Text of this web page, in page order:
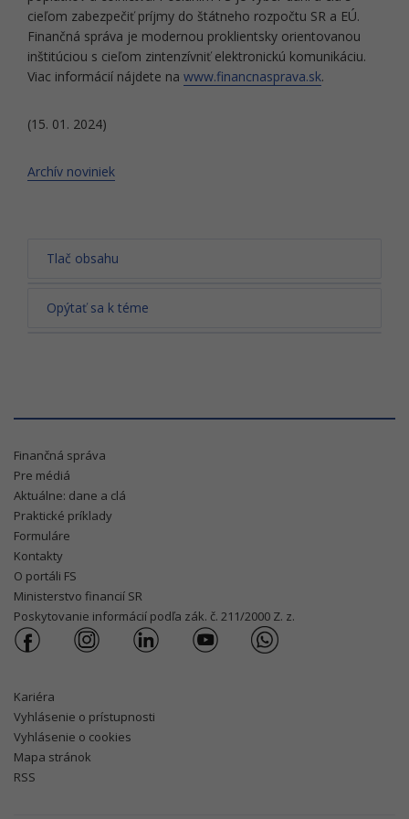
cieľom zabezpečiť príjmy do štátneho rozpočtu SR a EÚ.
Finančná správa je modernou proklientsky orientovanou
inštitúciou s cieľom zintenzívniť elektronickú komunikáciu.
Viac informácií nájdete na www.financnasprava.sk.
(15. 01. 2024)
Archív noviniek
Tlač obsahu
Opýtať sa k téme
Finančná správa
Pre médiá
Aktuálne: dane a clá
Praktické príklady
Formuláre
Kontakty
O portáli FS
Ministerstvo financií SR
Poskytovanie informácií podľa zák. č. 211/2000 Z. z.
Kariéra
Vyhlásenie o prístupnosti
Vyhlásenie o cookies
Mapa stránok
RSS